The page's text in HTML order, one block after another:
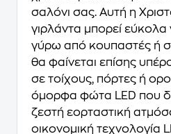
σαλόνι σας. Αυτή η
γιρλάντα μπορεί εύκολα
γύρω από κουπαστές ή
θα φαίνεται επίσης
σε τοίχους, πόρτες ή
όμορφα φώτα LED που
ζεστή εορταστική
οικονομική τεχνολογία